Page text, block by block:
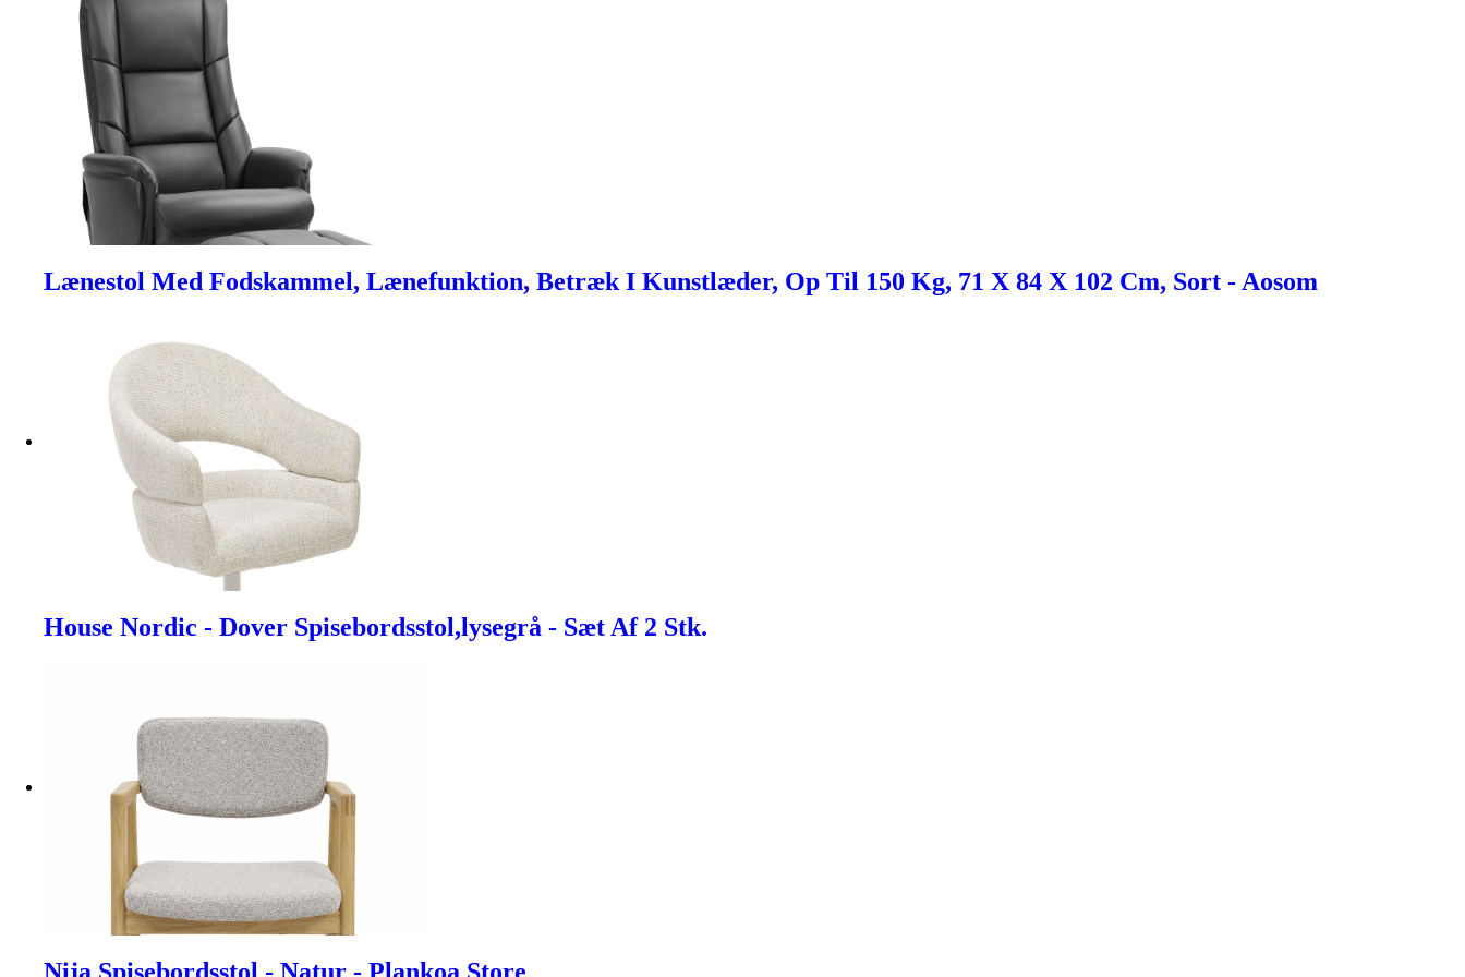
Lænestol Med Fodskammel, Lænefunktion, Betræk I Kunstlæder, Op Til 150 Kg, 71 X 84 X 102 Cm, Sort - Aosom
House Nordic - Dover Spisebordsstol,lysegrå - Sæt Af 2 Stk.